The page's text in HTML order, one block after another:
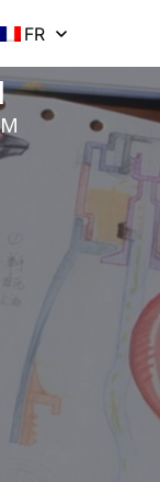
FR